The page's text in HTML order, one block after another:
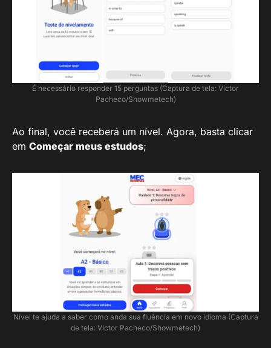
É necessário responder 15 perguntas (Captura de tela: Victor
Pacheco/Showmetech)
Ao final, você receberá um nível. Agora, basta clicar
em Começar meus estudos;
Nível te ajuda a saber como anda sua fluência em novo idioma (Captura
de tela: Victor Pacheco/Showmetech)